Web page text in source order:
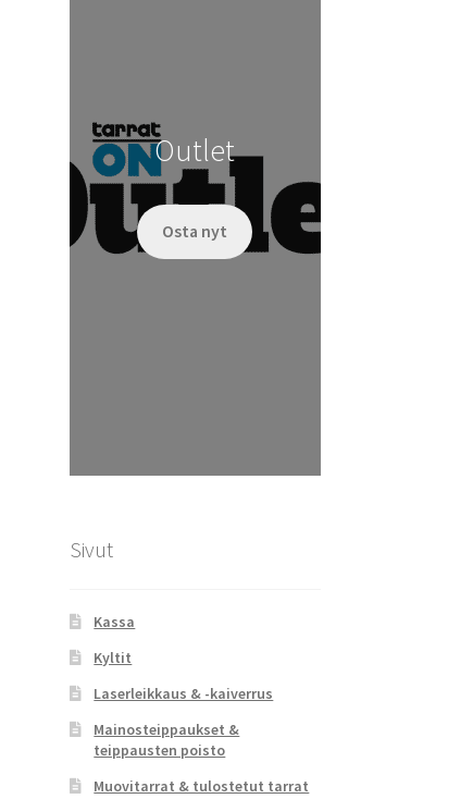
Outlet
Osta nyt
Sivut
Kassa
Kyltit
Laserleikkaus & -kaiverrus
Mainosteippaukset &
teippausten poisto
Muovitarrat & tulostetut tarrat